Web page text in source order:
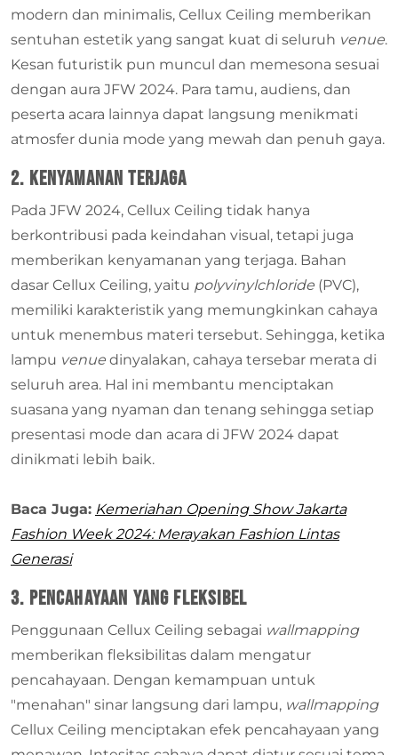
modern dan minimalis, Cellux Ceiling memberikan
sentuhan estetik yang sangat kuat di seluruh venue.
Kesan futuristik pun muncul dan memesona sesuai
dengan aura JFW 2024. Para tamu, audiens, dan
peserta acara lainnya dapat langsung menikmati
atmosfer dunia mode yang mewah dan penuh gaya.
2. Kenyamanan terjaga
Pada JFW 2024, Cellux Ceiling tidak hanya
berkontribusi pada keindahan visual, tetapi juga
memberikan kenyamanan yang terjaga. Bahan
dasar Cellux Ceiling, yaitu polyvinylchloride (PVC),
memiliki karakteristik yang memungkinkan cahaya
untuk menembus materi tersebut. Sehingga, ketika
lampu venue dinyalakan, cahaya tersebar merata di
seluruh area. Hal ini membantu menciptakan
suasana yang nyaman dan tenang sehingga setiap
presentasi mode dan acara di JFW 2024 dapat
dinikmati lebih baik.
Baca Juga: Kemeriahan Opening Show Jakarta
Fashion Week 2024: Merayakan Fashion Lintas
Generasi
3. Pencahayaan yang fleksibel
Penggunaan Cellux Ceiling sebagai wallmapping
memberikan fleksibilitas dalam mengatur
pencahayaan. Dengan kemampuan untuk
"menahan" sinar langsung dari lampu, wallmapping
Cellux Ceiling menciptakan efek pencahayaan yang